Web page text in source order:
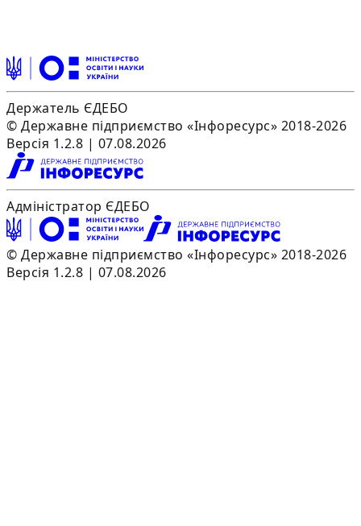
Держатель ЄДЕБО
© Державне підприємство «Інфоресурс» 2018-2026
Версія 1.2.8 | 07.08.2026
Адміністратор ЄДЕБО
© Державне підприємство «Інфоресурс» 2018-2026
Версія 1.2.8 | 07.08.2026